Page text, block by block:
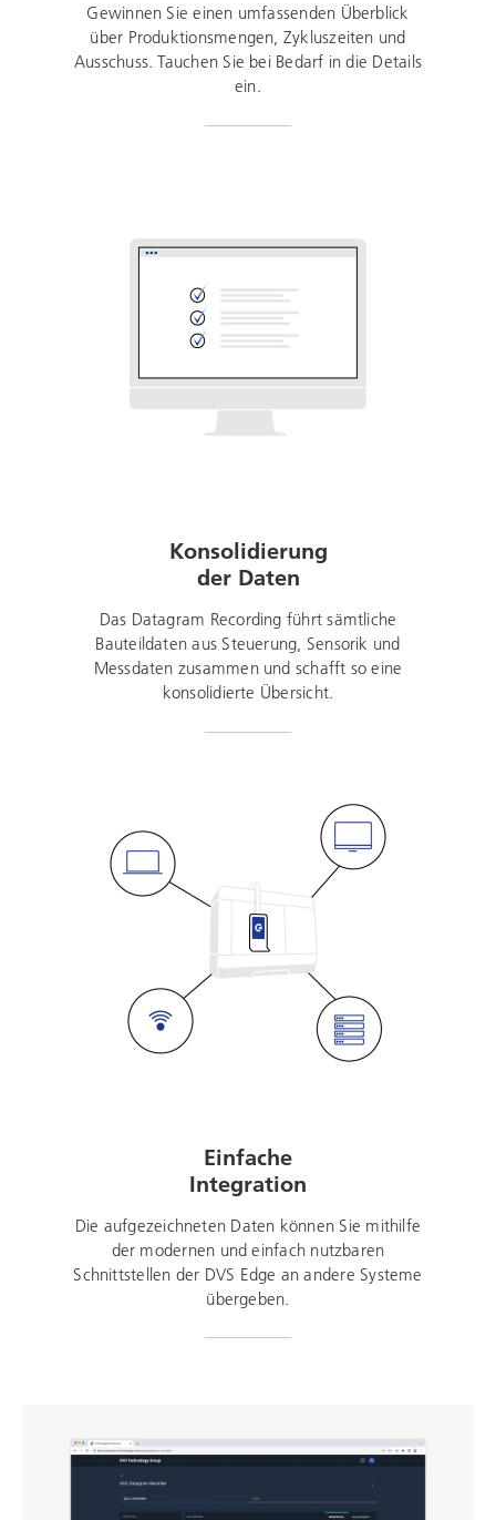
Gewinnen Sie einen umfassenden Überblick
über Produktionsmengen, Zykluszeiten und
Ausschuss. Tauchen Sie bei Bedarf in die Details
ein.
Konsolidierung
der Daten
Das Datagram Recording führt sämtliche
Bauteildaten aus Steuerung, Sensorik und
Messdaten zusammen und schafft so eine
konsolidierte Übersicht.
Einfache
Integration
Die aufgezeichneten Daten können Sie mithilfe
der modernen und einfach nutzbaren
Schnittstellen der DVS Edge an andere Systeme
übergeben.